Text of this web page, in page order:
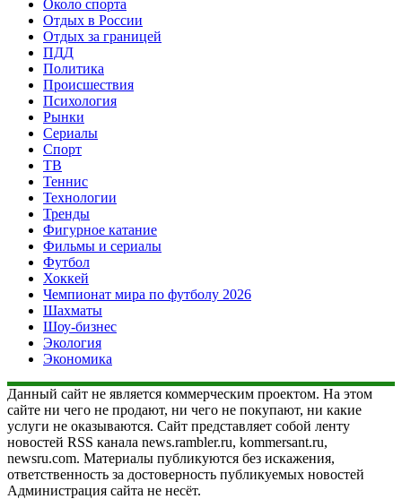
Около спорта
Отдых в России
Отдых за границей
ПДД
Политика
Происшествия
Психология
Рынки
Сериалы
Спорт
ТВ
Теннис
Технологии
Тренды
Фигурное катание
Фильмы и сериалы
Футбол
Хоккей
Чемпионат мира по футболу 2026
Шахматы
Шоу-бизнес
Экология
Экономика
Данный сайт не является коммерческим проектом. На этом
сайте ни чего не продают, ни чего не покупают, ни какие
услуги не оказываются. Сайт представляет собой ленту
новостей RSS канала news.rambler.ru, kommersant.ru,
newsru.com. Материалы публикуются без искажения,
ответственность за достоверность публикуемых новостей
Администрация сайта не несёт.